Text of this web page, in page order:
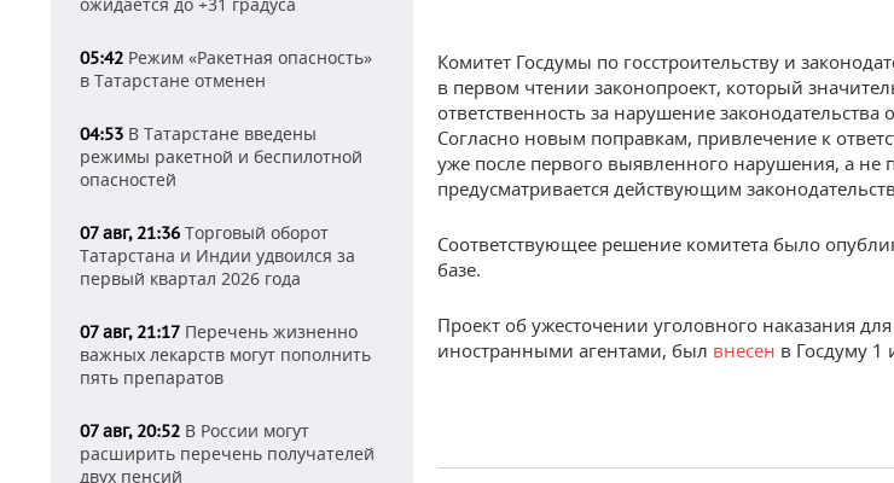
05:42 Режим «Ракетная опасность»
в Татарстане отменен
04:53 В Татарстане введены
режимы ракетной и беспилотной
опасностей
07 авг, 21:36 Торговый оборот
Татарстана и Индии удвоился за
первый квартал 2026 года
07 авг, 21:17 Перечень жизненно
важных лекарств могут пополнить
пять препаратов
07 авг, 20:52 В России могут
расширить перечень получателей
двух пенсий
Комитет Госдумы по госстроительству и
в первом чтении законопроект, который
ответственность за нарушение законодательства
Согласно новым поправкам, привлечение к
уже после первого выявленного нарушения, а не
предусматривается действующим
Соответствующее решение комитета было
базе.
Проект об ужесточении уголовного наказания
иностранными агентами, был внесен в Госдуму 1